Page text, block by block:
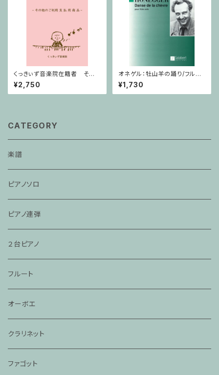
くっきぃず音楽院在籍者 その
他のご利用支払用商品 おば
けのぼうけん１巻
¥2,750
オネゲル：牡山羊の踊り/フルー
ト
¥1,730
CATEGORY
楽譜
ピアノソロ
ピアノ連弾
２台ピアノ
フルート
オーボエ
クラリネット
ファゴット